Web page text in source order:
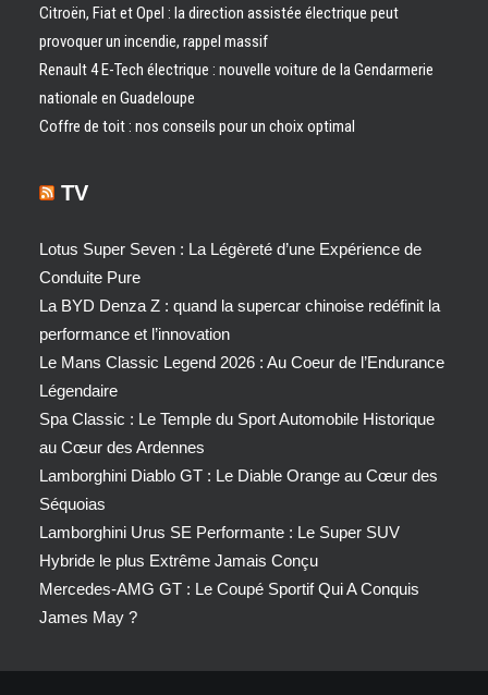
Citroën, Fiat et Opel : la direction assistée électrique peut
provoquer un incendie, rappel massif
Renault 4 E-Tech électrique : nouvelle voiture de la Gendarmerie
nationale en Guadeloupe
Coffre de toit : nos conseils pour un choix optimal
TV
Lotus Super Seven : La Légèreté d’une Expérience de
Conduite Pure
La BYD Denza Z : quand la supercar chinoise redéfinit la
performance et l’innovation
Le Mans Classic Legend 2026 : Au Coeur de l’Endurance
Légendaire
Spa Classic : Le Temple du Sport Automobile Historique
au Cœur des Ardennes
Lamborghini Diablo GT : Le Diable Orange au Cœur des
Séquoias
Lamborghini Urus SE Performante : Le Super SUV
Hybride le plus Extrême Jamais Conçu
Mercedes-AMG GT : Le Coupé Sportif Qui A Conquis
James May ?